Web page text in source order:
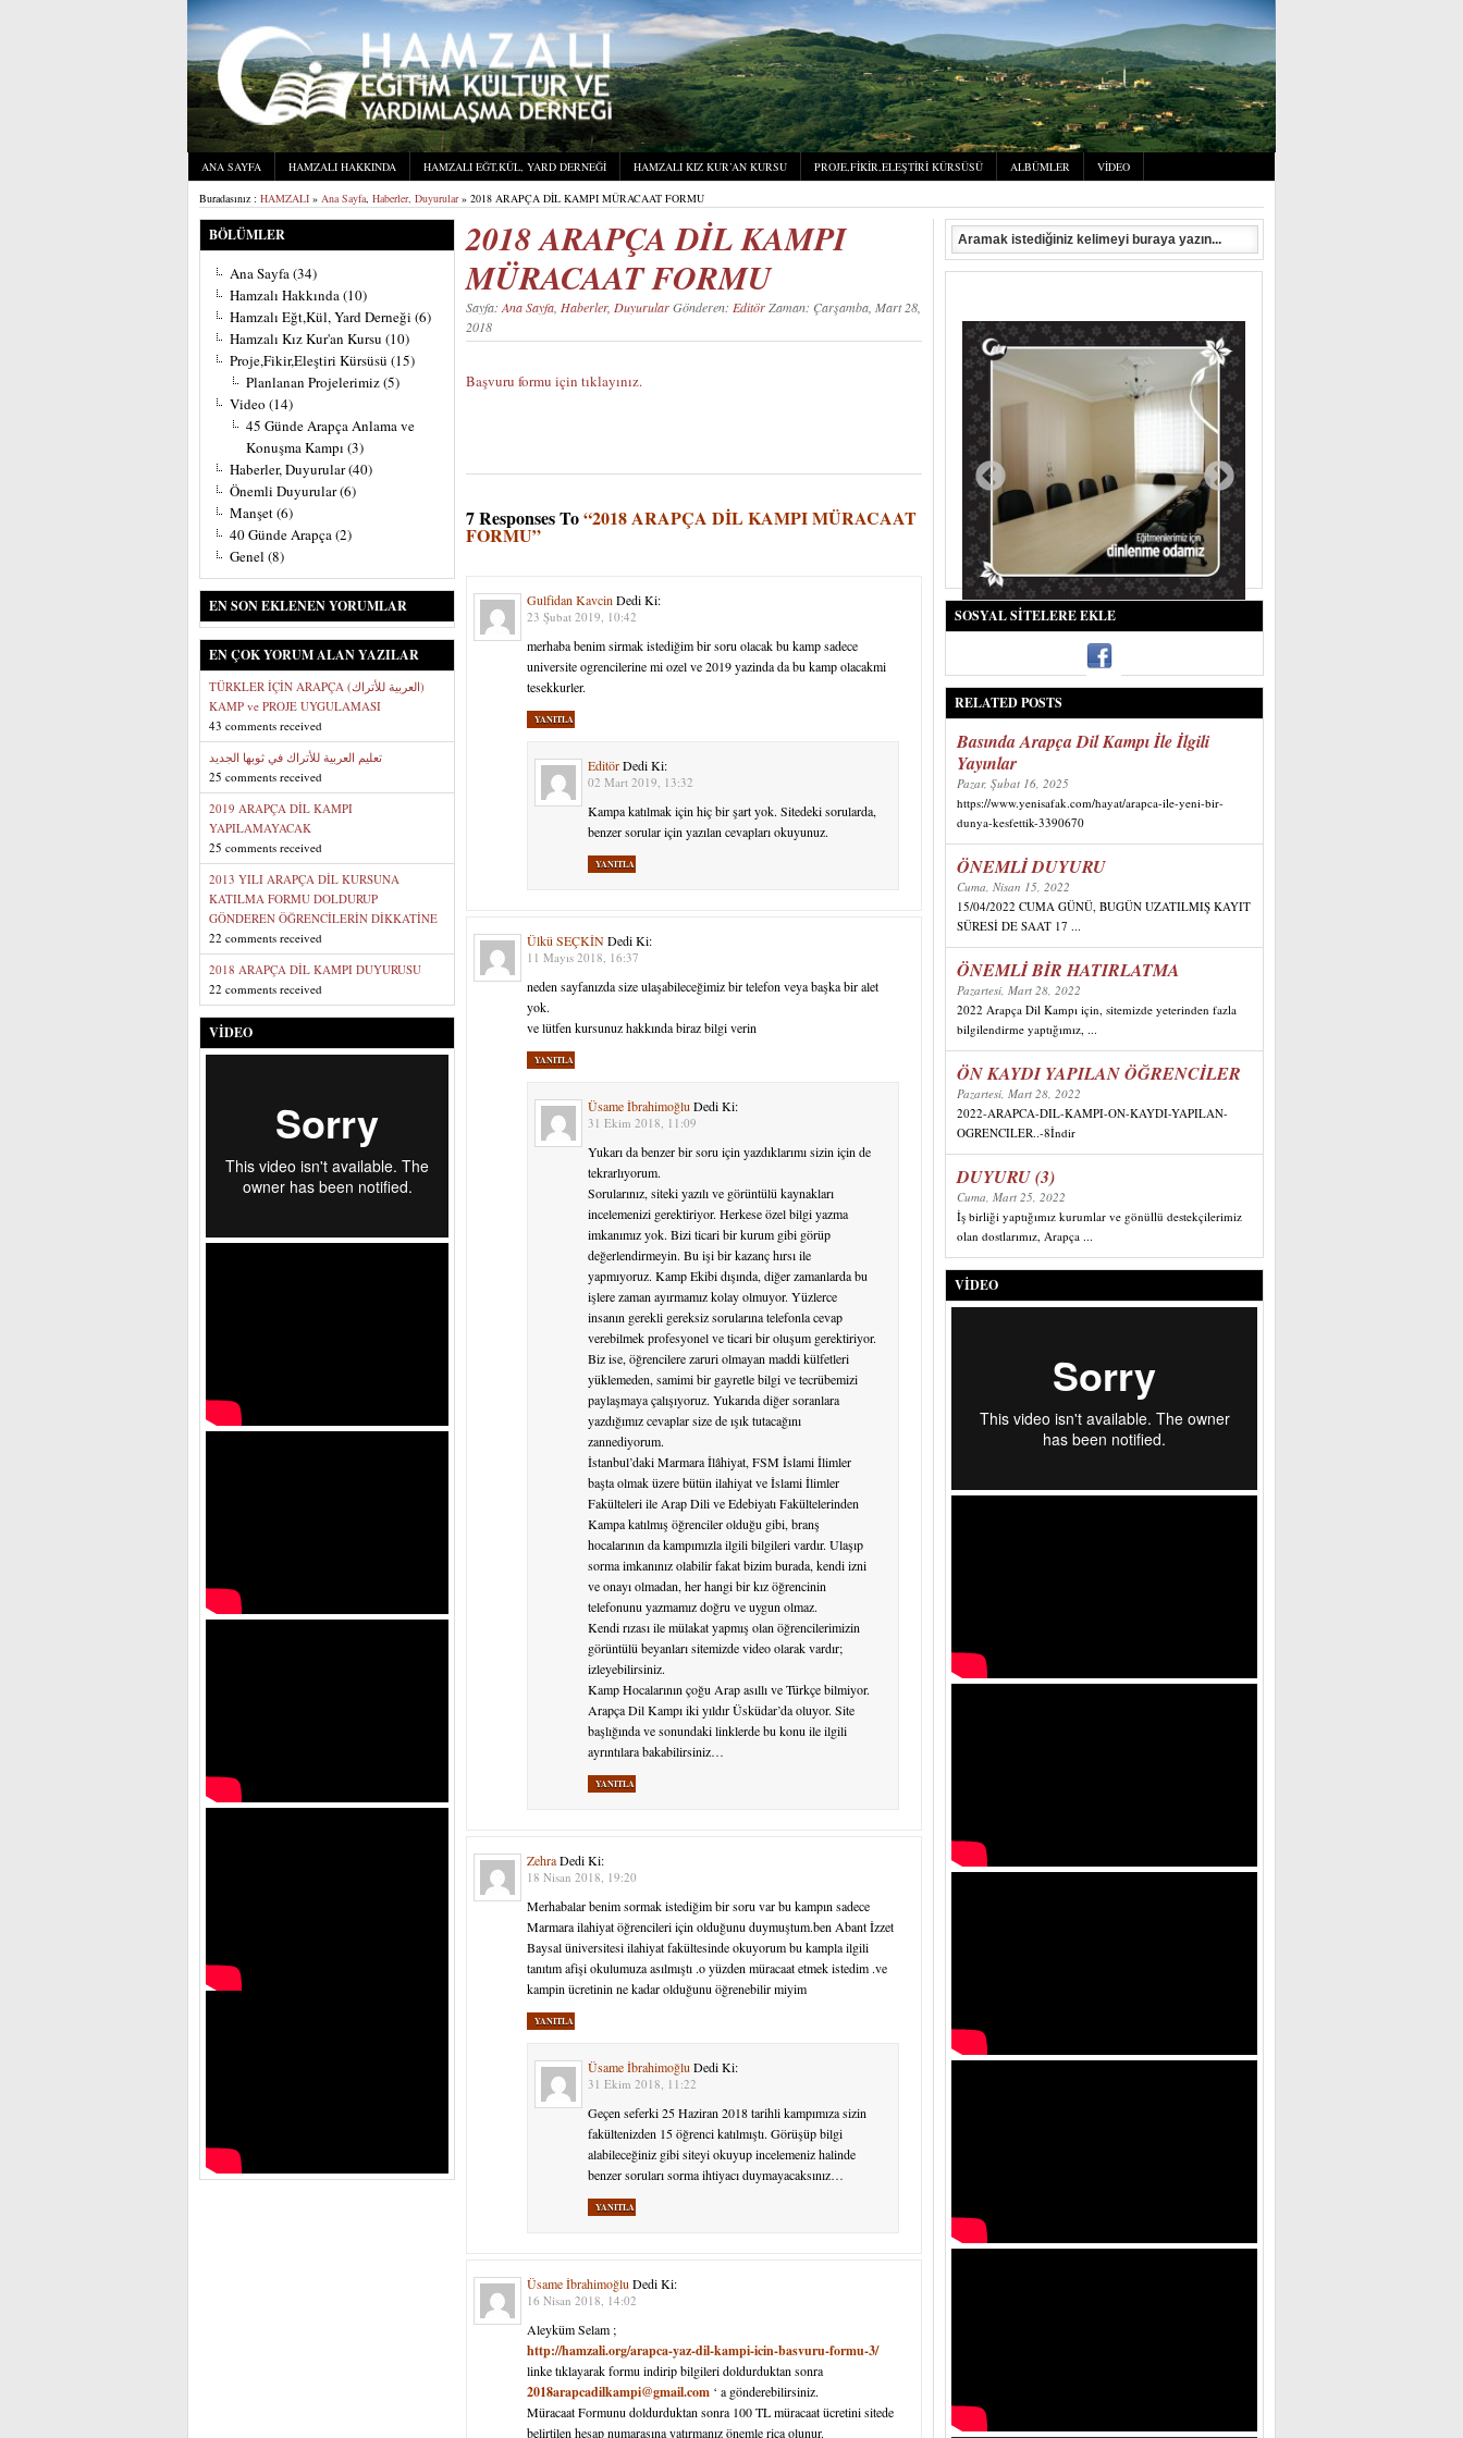
ANA SAYFA HAMZALI HAKKINDA HAMZALI EĞT,KÜL, YARD DERNEĞI HAMZALI KIZ KUR’AN KURSU PROJE,FIKIR,ELEŞTIRI KÜRSÜSÜ ALBÜMLER VIDEO
Buradasınız : HAMZALI » Ana Sayfa, Haberler, Duyurular» 2018 ARAPÇA DİL KAMPI MÜRACAAT FORMU
BÖLÜMLER
Ana Sayfa(34)
Hamzalı Hakkında(10)
Hamzalı Eğt,Kül, Yard Derneği (6)
Hamzalı Kız Kur'an Kursu (10)
Proje,Fikir,Eleştiri Kürsüsü (15)
Planlanan Projelerimiz(5)
Video (14)
45 Günde Arapça Anlama ve
Konuşma Kampı (3)
Haberler, Duyurular(40)
Önemli Duyurular(6)
Manşet(6)
40 Günde Arapça(2)
Genel (8)
EN SON EKLENEN YORUMLAR
EN ÇOK YORUM ALAN YAZILAR
TÜRKLER İÇİN ARAPÇA (العربية للأتراك)
KAMP ve PROJE UYGULAMASI
43 comments received
تعليم العربية للأتراك في ثوبها الجديد
25 comments received
2019 ARAPÇA DİL KAMPI
YAPILAMAYACAK
25 comments received
2013 YILI ARAPÇA DİL KURSUNA
KATILMA FORMU DOLDURUP
GÖNDEREN ÖĞRENCİLERİN DİKKATİNE
22 comments received
2018 ARAPÇA DİL KAMPI DUYURUSU
22 comments received
VIDEO
2018 ARAPÇA DİL KAMPI
MÜRACAAT FORMU
Sayfa: Ana Sayfa, Haberler, DuyurularGönderen: EditörZaman: Çarşamba, Mart 28,
2018
Başvuru formu için tıklayınız.
7 Responses To“2018 ARAPÇA DİL KAMPI MÜRACAAT
FORMU”
Gulfidan Kavcin Dedi Ki:
23 Şubat 2019, 10:42
merhaba benim sirmak istediğim bir soru olacak bu kamp sadece
universite ogrencilerine mi ozel ve 2019 yazinda da bu kamp olacakmi
tesekkurler.
YANITLA
Editör Dedi Ki:
02 Mart 2019, 13:32
Kampa katılmak için hiç bir şart yok. Sitedeki sorularda,
benzer sorular için yazılan cevapları okuyunuz.
YANITLA
Ülkü SEÇKİN Dedi Ki:
11 Mayıs 2018, 16:37
neden sayfanızda size ulaşabileceğimiz bir telefon veya başka bir alet
yok.
ve lütfen kursunuz hakkında biraz bilgi verin
YANITLA
Üsame İbrahimoğlu Dedi Ki:
31 Ekim 2018, 11:09
Yukarı da benzer bir soru için yazdıklarımı sizin için de
tekrarlıyorum.
Sorularınız, siteki yazılı ve görüntülü kaynakları
incelemenizi gerektiriyor. Herkese özel bilgi yazma
imkanımız yok. Bizi ticari bir kurum gibi görüp
değerlendirmeyin. Bu işi bir kazanç hırsı ile
yapmıyoruz. Kamp Ekibi dışında, diğer zamanlarda bu
işlere zaman ayırmamız kolay olmuyor. Yüzlerce
insanın gerekli gereksiz sorularına telefonla cevap
verebilmek profesyonel ve ticari bir oluşum gerektiriyor.
Biz ise, öğrencilere zaruri olmayan maddi külfetleri
yüklemeden, samimi bir gayretle bilgi ve tecrübemizi
paylaşmaya çalışıyoruz. Yukarıda diğer soranlara
yazdığımız cevaplar size de ışık tutacağını
zannediyorum.
İstanbul’daki Marmara İlâhiyat, FSM İslami İlimler
başta olmak üzere bütün ilahiyat ve İslami İlimler
Fakülteleri ile Arap Dili ve Edebiyatı Fakültelerinden
Kampa katılmış öğrenciler olduğu gibi, branş
hocalarının da kampımızla ilgili bilgileri vardır. Ulaşıp
sorma imkanınız olabilir fakat bizim burada, kendi izni
ve onayı olmadan, her hangi bir kız öğrencinin
telefonunu yazmamız doğru ve uygun olmaz.
Kendi rızası ile mülakat yapmış olan öğrencilerimizin
görüntülü beyanları sitemizde video olarak vardır;
izleyebilirsiniz.
Kamp Hocalarının çoğu Arap asıllı ve Türkçe bilmiyor.
Arapça Dil Kampı iki yıldır Üsküdar’da oluyor. Site
başlığında ve sonundaki linklerde bu konu ile ilgili
ayrıntılara bakabilirsiniz…
YANITLA
Zehra Dedi Ki:
18 Nisan 2018, 19:20
Merhabalar benim sormak istediğim bir soru var bu kampın sadece
Marmara ilahiyat öğrencileri için olduğunu duymuştum.ben Abant İzzet
Baysal üniversitesi ilahiyat fakültesinde okuyorum bu kampla ilgili
tanıtım afişi okulumuza asılmıştı .o yüzden müracaat etmek istedim .ve
kampin ücretinin ne kadar olduğunu öğrenebilir miyim
YANITLA
Üsame İbrahimoğlu Dedi Ki:
31 Ekim 2018, 11:22
Geçen seferki 25 Haziran 2018 tarihli kampımıza sizin
fakültenizden 15 öğrenci katılmıştı. Görüşüp bilgi
alabileceğiniz gibi siteyi okuyup incelemeniz halinde
benzer soruları sorma ihtiyacı duymayacaksınız…
YANITLA
Üsame İbrahimoğlu Dedi Ki:
16 Nisan 2018, 14:02
Aleyküm Selam ;
http://hamzali.org/arapca-yaz-dil-kampi-icin-basvuru-formu-3/
linke tıklayarak formu indirip bilgileri doldurduktan sonra
2018arapcadilkampi@gmail.com‘ a gönderebilirsiniz.
Müracaat Formunu doldurduktan sonra 100 TL müracaat ücretini sitede
belirtilen hesap numarasına yatırmanız önemle rica olunur.
SOSYAL SITELERE EKLE
RELATED POSTS
Basında Arapça Dil Kampı İle İlgili
Yayınlar
Pazar, Şubat 16, 2025
https://www.yenisafak.com/hayat/arapca-ile-yeni-bir-
dunya-kesfettik-3390670
ÖNEMLİ DUYURU
Cuma, Nisan 15, 2022
15/04/2022 CUMA GÜNÜ, BUGÜN UZATILMIŞ KAYIT
SÜRESİ DE SAAT 17 ...
ÖNEMLİ BİR HATIRLATMA
Pazartesi, Mart 28, 2022
2022 Arapça Dil Kampı için, sitemizde yeterinden fazla
bilgilendirme yaptığımız, ...
ÖN KAYDI YAPILAN ÖĞRENCİLER
Pazartesi, Mart 28, 2022
2022-ARAPCA-DIL-KAMPI-ON-KAYDI-YAPILAN-
OGRENCILER..-8İndir
DUYURU (3)
Cuma, Mart 25, 2022
İş birliği yaptığımız kurumlar ve gönüllü destekçilerimiz
olan dostlarımız, Arapça ...
VIDEO